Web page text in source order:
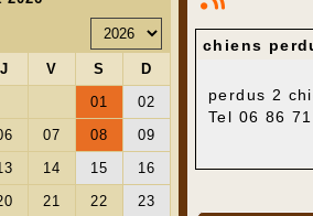
chiens
perdus 2
Tel 06 86